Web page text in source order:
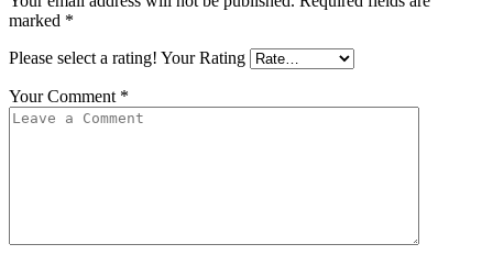
marked *
Please select a rating! Your Rating
Your Comment *